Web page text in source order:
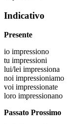
Indicativo
Presente
io impressiono
tu impressioni
lui/lei impressiona
noi impressioniamo
voi impressionate
loro impressionano
Passato Prossimo